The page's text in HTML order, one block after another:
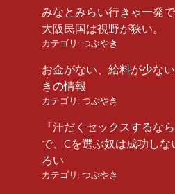
みなとみらい行きゃ一発
大阪民国は視野が狭い。
カテゴリ: つぶやき
お金がない、給料が少な
きの情報
カテゴリ: つぶやき
『汗だくセックスするな
で、Cを選ぶ奴は成功し
ろい
カテゴリ: つぶやき